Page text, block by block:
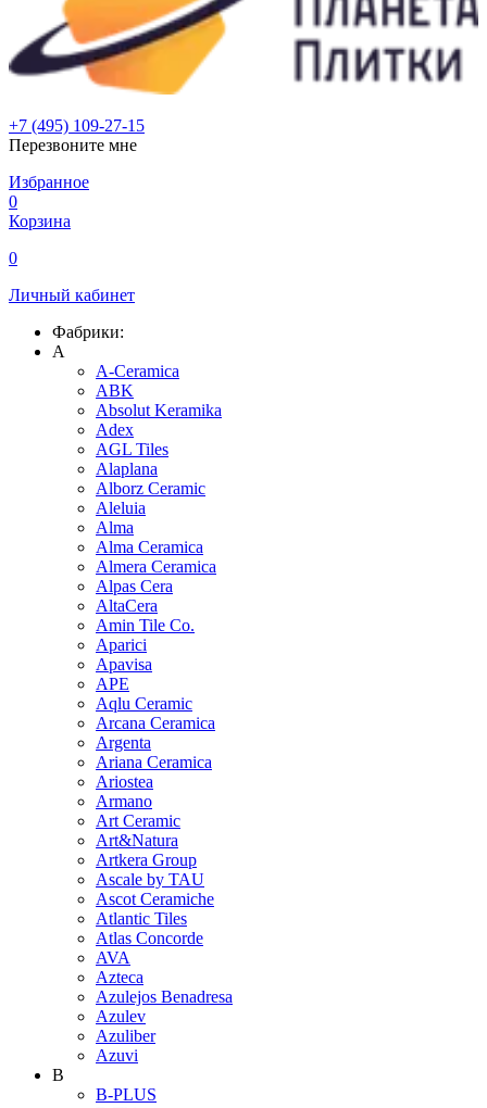
+7 (495) 109-27-15
Перезвоните мне
Избранное
0
Корзина
0
Личный кабинет
Фабрики:
A
A-Ceramica
ABK
Absolut Keramika
Adex
AGL Tiles
Alaplana
Alborz Ceramic
Aleluia
Alma
Alma Ceramica
Almera Ceramica
Alpas Cera
AltaCera
Amin Tile Co.
Aparici
Apavisa
APE
Aqlu Ceramic
Arcana Ceramica
Argenta
Ariana Ceramica
Ariostea
Armano
Art Ceramic
Art&Natura
Artkera Group
Ascale by TAU
Ascot Ceramiche
Atlantic Tiles
Atlas Concorde
AVA
Azteca
Azulejos Benadresa
Azulev
Azuliber
Azuvi
B
B-PLUS